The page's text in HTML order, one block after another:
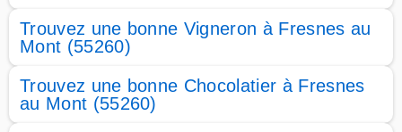
Trouvez une bonne Vigneron à Fresnes au
Mont (55260)
Trouvez une bonne Chocolatier à Fresnes
au Mont (55260)